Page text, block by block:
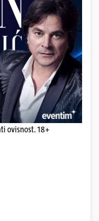
ovisnost. 18+